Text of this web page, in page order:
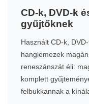
CD-k, DVD-k
gyűjtőknek
Használt CD-k,
hanglemezek
reneszánszát éli:
komplett
felbukkannak a